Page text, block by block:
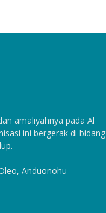
amaliyahnya pada Al
ini bergerak di bidang
Anduonohu